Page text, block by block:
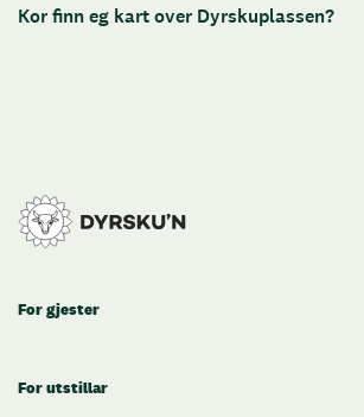
Kor finn eg kart over Dyrskuplassen?
For gjester
For utstillar